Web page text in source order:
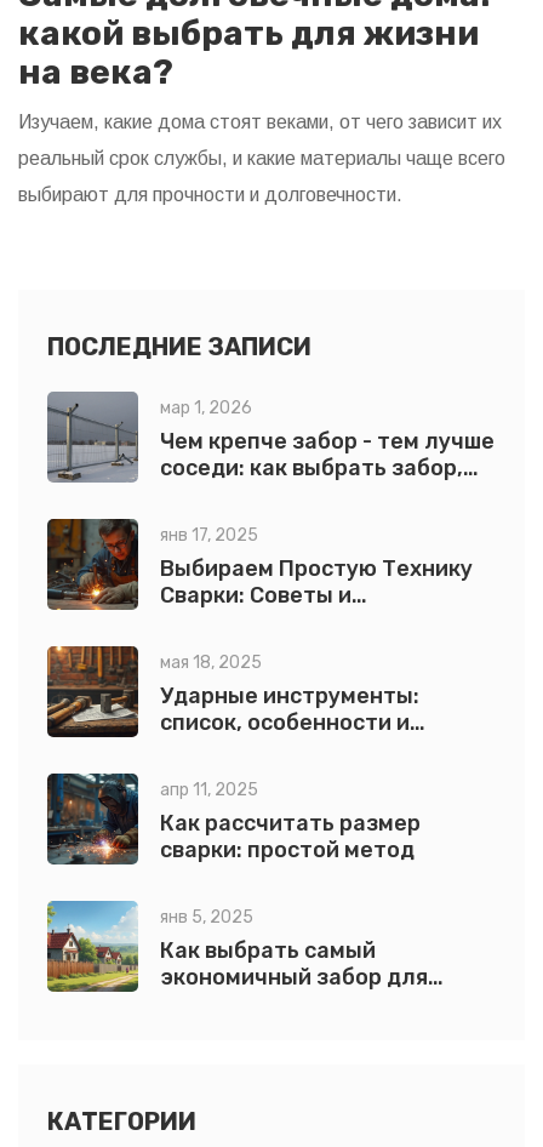
какой выбрать для жизни
на века?
Изучаем, какие дома стоят веками, от чего зависит их
реальный срок службы, и какие материалы чаще всего
выбирают для прочности и долговечности.
ПОСЛЕДНИЕ ЗАПИСИ
мар 1, 2026
Чем крепче забор - тем лучше
соседи: как выбрать забор,
работает
янв 17, 2025
Выбираем Простую Технику
Сварки: Советы и
мая 18, 2025
Ударные инструменты:
список, особенности и
апр 11, 2025
Как рассчитать размер
сварки: простой метод
янв 5, 2025
Как выбрать самый
экономичный забор для
КАТЕГОРИИ